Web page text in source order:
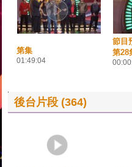
第集
01:49:04
節目
第28
後台片段 (364)